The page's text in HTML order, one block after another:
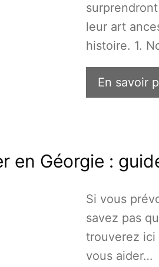
leur art
histoire. 1.
En savoir
en Géorgie :
Si vous
savez pas
trouverez ici
vous aider…